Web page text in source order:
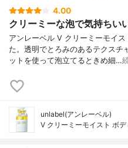
4.00
クリーミーな泡で気持ちい
アンレーベル V クリーミーモイ
た。透明でとろみのあるテクスチ
ットを使って泡立てるときめ細…
unlabel(アンレーベル)
V クリーミーモイスト ボ